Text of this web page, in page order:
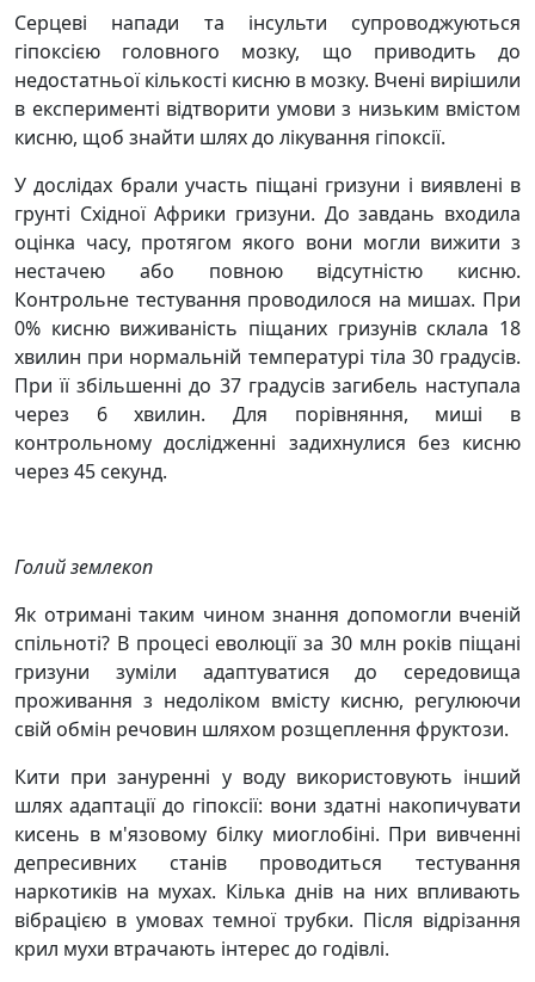
Серцеві напади та інсульти супроводжуються
гіпоксією головного мозку, що приводить до
недостатньої кількості кисню в мозку. Вчені вирішили
в експерименті відтворити умови з низьким вмістом
кисню, щоб знайти шлях до лікування гіпоксії.
У дослідах брали участь піщані гризуни і виявлені в
грунті Східної Африки гризуни. До завдань входила
оцінка часу, протягом якого вони могли вижити з
нестачею або повною відсутністю кисню.
Контрольне тестування проводилося на мишах. При
0% кисню виживаність піщаних гризунів склала 18
хвилин при нормальній температурі тіла 30 градусів.
При її збільшенні до 37 градусів загибель наступала
через 6 хвилин. Для порівняння, миші в
контрольному дослідженні задихнулися без кисню
через 45 секунд.
Голий землекоп
Як отримані таким чином знання допомогли вченій
спільноті? В процесі еволюції за 30 млн років піщані
гризуни зуміли адаптуватися до середовища
проживання з недоліком вмісту кисню, регулюючи
свій обмін речовин шляхом розщеплення фруктози.
Кити при зануренні у воду використовують інший
шлях адаптації до гіпоксії: вони здатні накопичувати
кисень в м'язовому білку миоглобіні. При вивченні
депресивних станів проводиться тестування
наркотиків на мухах. Кілька днів на них впливають
вібрацією в умовах темної трубки. Після відрізання
крил мухи втрачають інтерес до годівлі.